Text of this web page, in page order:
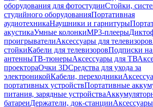
оборудования для фотостудииСтойки,
студийного оборудованияПортативная
аудиотехникаНаушники и гарнитуры
акустикаУмные колонкиMP3-плееры
проигрывателиАксессуары для телевизоров
стойкиКабели для телевизоровПодписки
антенныТВ-тюнерыАксессуары для ТВ
проектораОчки 3DСредства для ухода за
электроникойКабели, переходники
портативных устройствПортативные
питания, зарядные устройства
батареиДержатели, док-станции